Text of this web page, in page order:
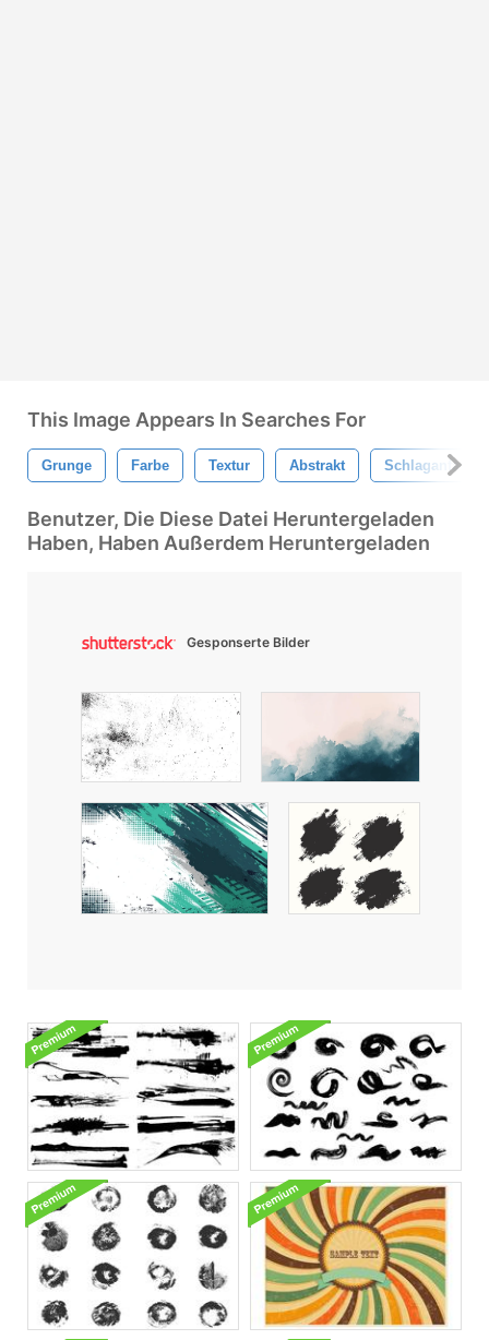
This Image Appears In Searches For
Grunge Farbe Textur Abstrakt Schlaganfall
Benutzer, Die Diese Datei Heruntergeladen
Haben, Haben Außerdem Heruntergeladen
Gesponserte Bilder